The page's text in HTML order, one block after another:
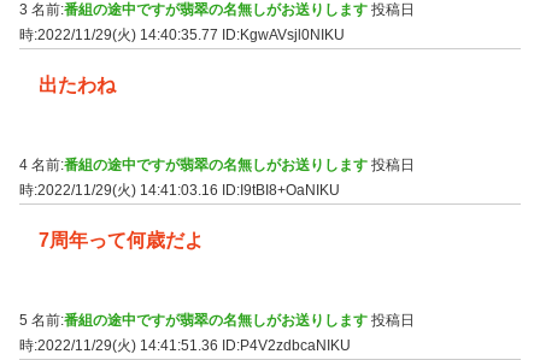
3 名前:番組の途中ですが翡翠の名無しがお送りします 投稿日
時:2022/11/29(火) 14:40:35.77
ID:KgwAVsjl0NIKU
出たわね
4 名前:番組の途中ですが翡翠の名無しがお送りします 投稿日
時:2022/11/29(火) 14:41:03.16
ID:I9tBI8+OaNIKU
7周年って何歳だよ
5 名前:番組の途中ですが翡翠の名無しがお送りします 投稿日
時:2022/11/29(火) 14:41:51.36 ID:P4V2zdbcaNIKU